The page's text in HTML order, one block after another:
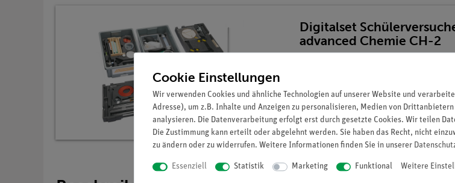
Digitalset
advanced Chemie CH-2
Cookie Einstellungen
Wir verwenden Cookies und ähnliche Technologien auf unserer Website und
Adresse), um z.B. Inhalte und Anzeigen zu personalisieren, Medien von
analysieren. Die Datenverarbeitung erfolgt erst durch gesetzte Cookies. Wir teilen
Die Zustimmung kann erteilt oder abgelehnt werden. Sie haben das Recht, nicht
zu ändern oder zu widerrufen. Weitere Informationen finden Sie in unserer
Essenziell Statistik Marketing Funktional Weitere